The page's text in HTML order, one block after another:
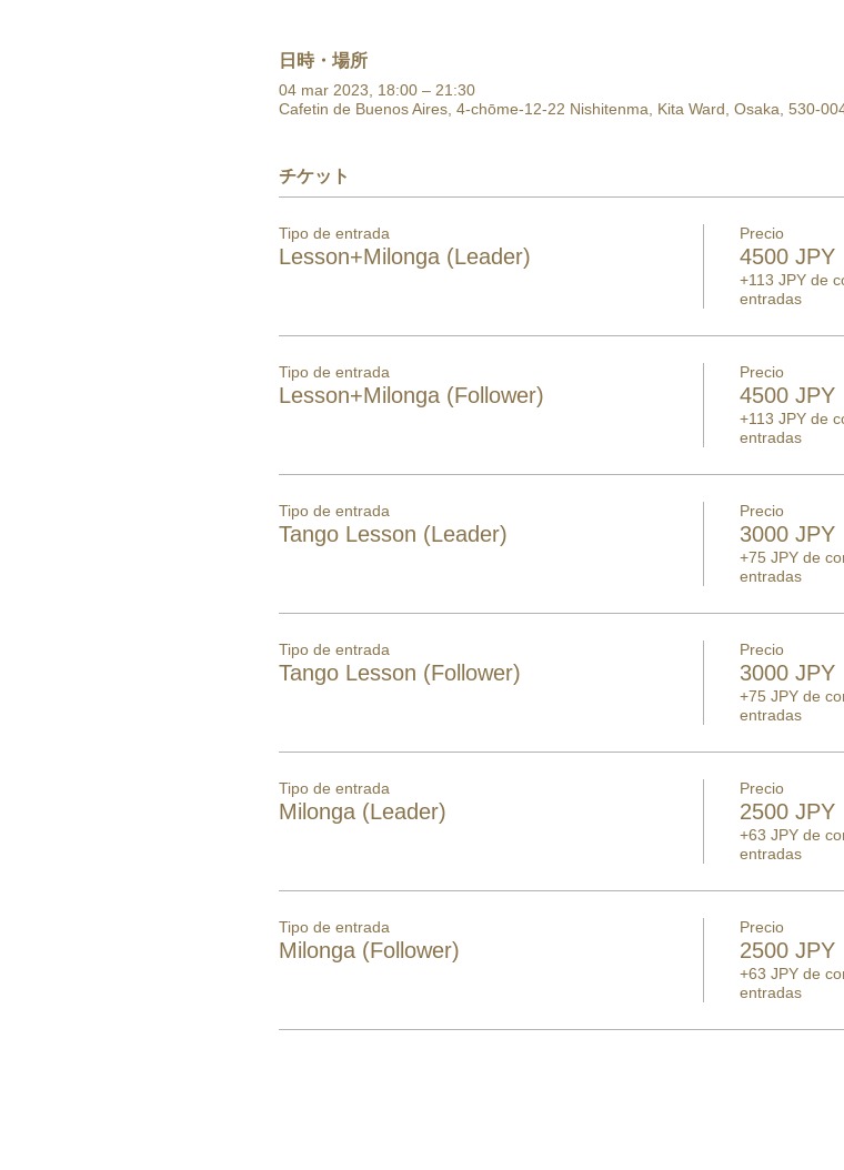
日時・場所
04 mar 2023, 18:00 – 21:30
Cafetin de Buenos Aires, 4-chōme-12-22 Nishitenma, Kita Ward, Osaka, 530-
チケット
Tipo de entrada
Lesson+Milonga (Leader)
Precio
4500 JPY
+113 JPY de
entradas
Tipo de entrada
Lesson+Milonga (Follower)
Precio
4500 JPY
+113 JPY de
entradas
Tipo de entrada
Tango Lesson (Leader)
Precio
3000 JPY
+75 JPY de
entradas
Tipo de entrada
Tango Lesson (Follower)
Precio
3000 JPY
+75 JPY de
entradas
Tipo de entrada
Milonga (Leader)
Precio
2500 JPY
+63 JPY de
entradas
Tipo de entrada
Milonga (Follower)
Precio
2500 JPY
+63 JPY de
entradas